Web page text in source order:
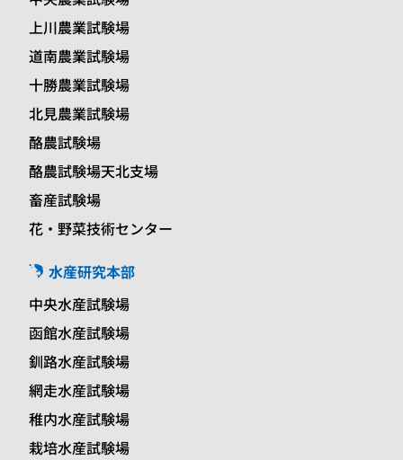
上川農業試験場
道南農業試験場
十勝農業試験場
北見農業試験場
酪農試験場
酪農試験場天北支場
畜産試験場
花・野菜技術センター
水産研究本部
中央水産試験場
函館水産試験場
釧路水産試験場
網走水産試験場
稚内水産試験場
栽培水産試験場